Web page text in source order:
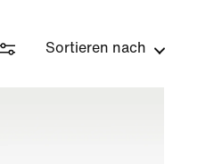
Sortieren nach